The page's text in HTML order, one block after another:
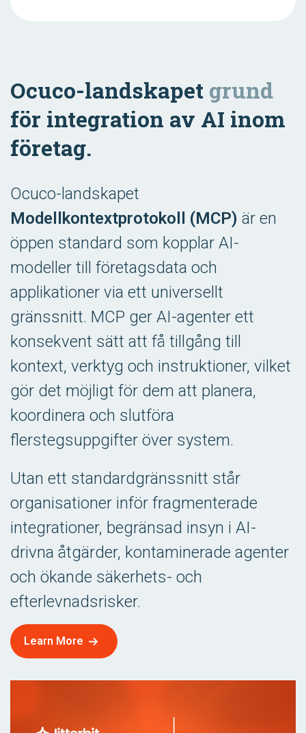
Ocuco-landskapet grund
för integration av AI inom
företag.
Ocuco-landskapet
Modellkontextprotokoll (MCP) är en
öppen standard som kopplar AI-
modeller till företagsdata och
applikationer via ett universellt
gränssnitt. MCP ger AI-agenter ett
konsekvent sätt att få tillgång till
kontext, verktyg och instruktioner, vilket
gör det möjligt för dem att planera,
koordinera och slutföra
flerstegsuppgifter över system.
Utan ett standardgränssnitt står
organisationer inför fragmenterade
integrationer, begränsad insyn i AI-
drivna åtgärder, kontaminerade agenter
och ökande säkerhets- och
efterlevnadsrisker.
Learn More